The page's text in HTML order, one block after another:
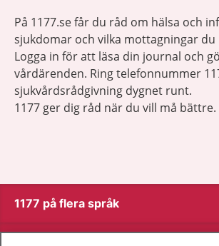
På 1177.se får du råd om hälsa och
sjukdomar och vilka mottagningar du
Logga in för att läsa din journal och
vårdärenden. Ring telefonnummer
sjukvårdsrådgivning dygnet runt.
1177 ger dig råd när du vill må bättre.
1177 på flera språk